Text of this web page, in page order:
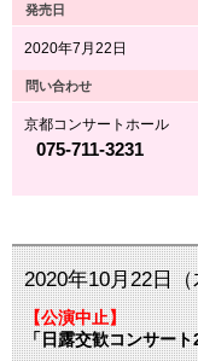
発売日
2020年7月22日
問い合わせ
京都コンサートホール
075-711-3231
2020年10月22日（
【公演中止】
「日露交歓コンサー